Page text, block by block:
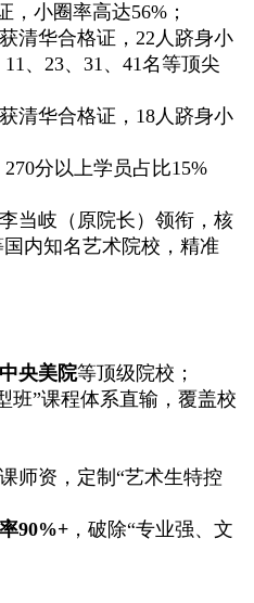
，小圈率高达56% ；
清华合格证， 22 人跻身小
11、 23、 31、 41名等顶尖
清华合格证， 18人跻身小
270分以上学员占比15%
当岐（原院长）领衔，核
内知名艺术院校，精准
中央美院等顶级院校；
班”课程体系直输，覆盖校
师资，定制 “艺术生特控
90%+ ，破除“专业强、文